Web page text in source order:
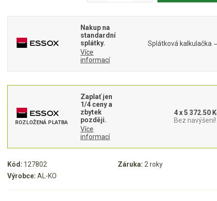
Aku pily
Elektrické pily
Vyvětvovací pily
AKU zahradní technika
Aku křovinořezy a vyžínače
Kód: 127802 Záruka: 2 roky
Výrobce: AL-KO
Nakup na
standardní
splátky.
Více
informací
Splátková kalkulačka
ROZLOŽENÁ PLATBA
Zaplať jen
1/4 ceny a
zbytek
později.
Více
informací
4 x 5 372.50
Bez navýšení!